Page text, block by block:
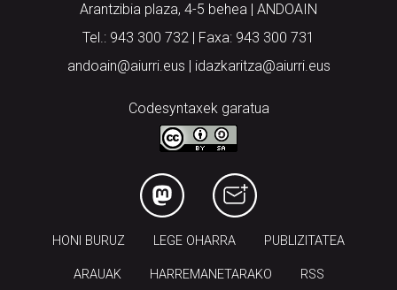
Arantzibia plaza, 4-5 behea | ANDOAIN
Tel.: 943 300 732 | Faxa: 943 300 731
andoain@aiurri.eus | idazkaritza@aiurri.eus
Codesyntaxek garatua
HONI BURUZ LEGE OHARRA PUBLIZITATEA
ARAUAK HARREMANETARAKO RSS